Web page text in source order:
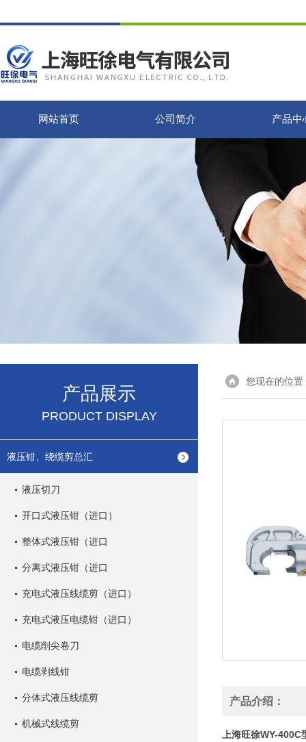
网站首页 公司简介 产品中
产品展示
PRODUCT DISPLAY
液压钳、绕缆剪总汇
液压切刀
开口式液压钳（进口）
整体式液压钳（进口
分离式液压钳（进口
充电式液压线缆剪（进口）
充电式液压电缆钳（进口）
电缆削尖卷刀
电缆剥线钳
分体式液压线缆剪
机械式线缆剪
您现在的位置
产品介绍：
上海旺徐WY-